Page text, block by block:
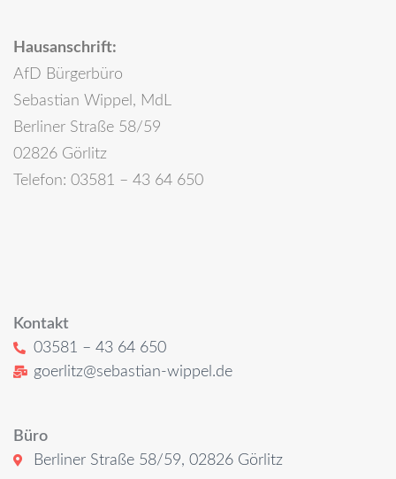
Hausanschrift:
AfD Bürgerbüro
Sebastian Wippel, MdL
Berliner Straße 58/59
02826 Görlitz
Telefon: 03581 – 43 64 650
Kontakt
03581 – 43 64 650
goerlitz@sebastian-wippel.de
Büro
Berliner Straße 58/59, 02826 Görlitz